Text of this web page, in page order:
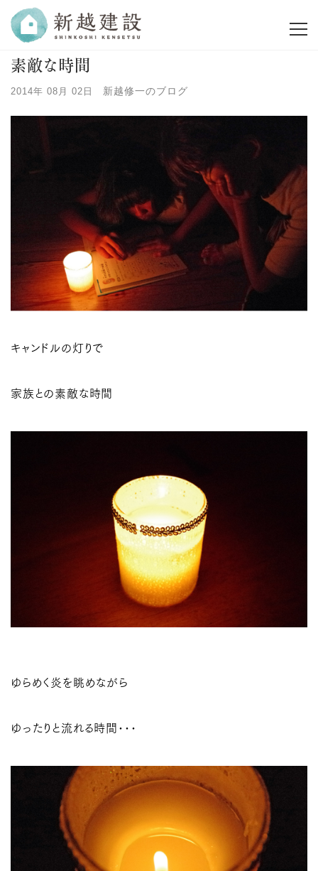
素敵な時間
2014年 08月 02日 新越修一のブログ
キャンドルの灯りで
家族との素敵な時間
ゆらめく炎を眺めながら
ゆったりと流れる時間･･･